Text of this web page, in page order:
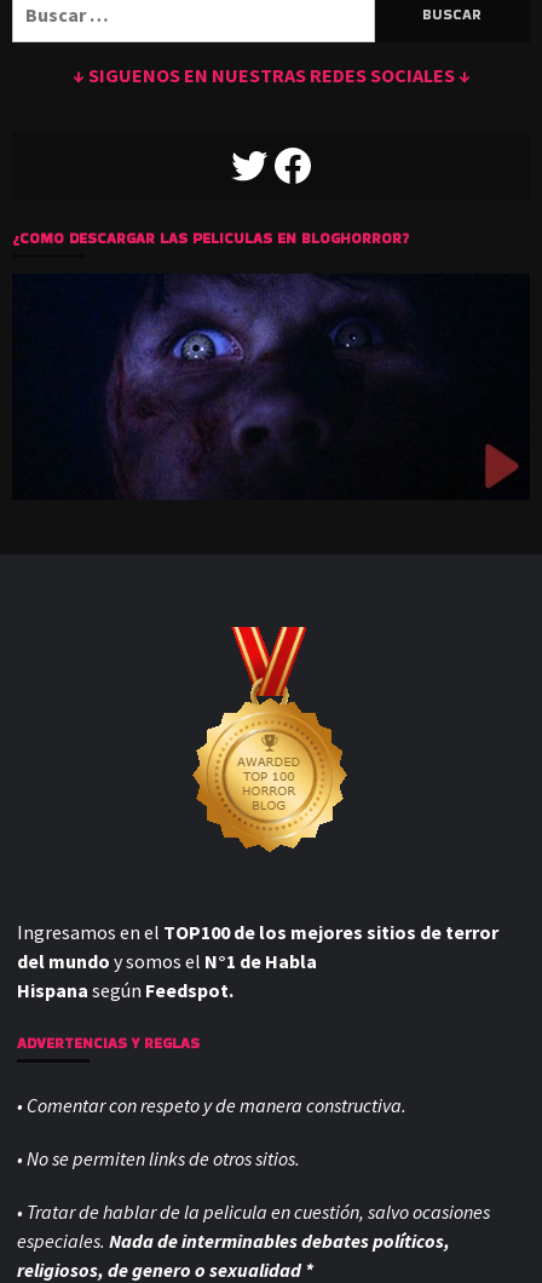
↓ SIGUENOS EN NUESTRAS REDES SOCIALES ↓
TWITTERFACEBOOK
¿COMO DESCARGAR LAS PELICULAS EN BLOGHORROR?
Ingresamos en el TOP100 de los mejores sitios de terror
del mundo y somos el N°1 de Habla
Hispana según Feedspot.
ADVERTENCIAS Y REGLAS
• Comentar con respeto y de manera constructiva.
• No se permiten links de otros sitios.
• Tratar de hablar de la pelicula en cuestión, salvo ocasiones
especiales. Nada de interminables debates políticos,
religiosos, de genero o sexualidad *